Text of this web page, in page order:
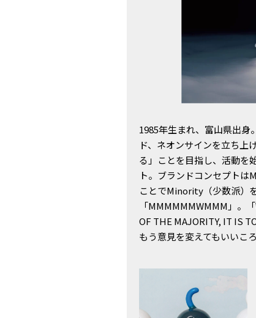
1985年生まれ、富山県出身
ド、ネオンサインを立ち上
る」ことを目指し、活動を
ト。ブランドコンセプト
ことでMinority（少数派）
「MMMMMMWMMM」。
OF THE MAJORITY, IT IS
もう意見を変えてもいいこ